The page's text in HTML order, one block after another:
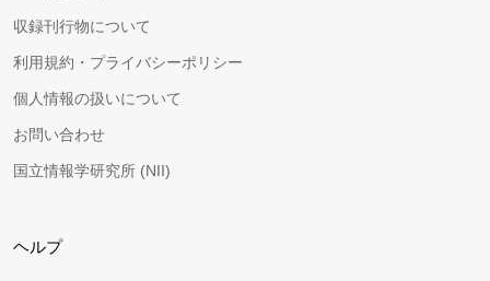
収録刊行物について
利用規約・プライバシーポリシー
個人情報の扱いについて
お問い合わせ
国立情報学研究所 (NII)
ヘルプ